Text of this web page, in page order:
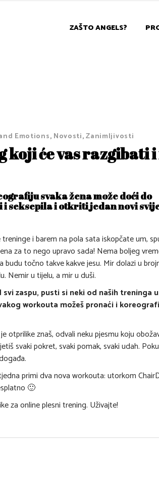
ZAŠTO ANGELS?
Emotions, Novosti,Zanimljivosti
koji će vas razgibati
svaka žena može doći do
seksepila i otkriti jedan novi
i barem na pola sata iskopčate um,
za to nego upravo sada! Nema boljeg
točno takve kakve jesu. Mir dolazi u
Nemir u tijelu, a mir u duši.
zaspu, pusti si neki od naših treninga
workouta možeš pronaći i
otprilike znaš, odvali neku pjesmu koju
svaki pokret, svaki pomak, svaki udah.
primi dva nova workouta: utorkom
🙂
za online plesni trening. Uživajte!